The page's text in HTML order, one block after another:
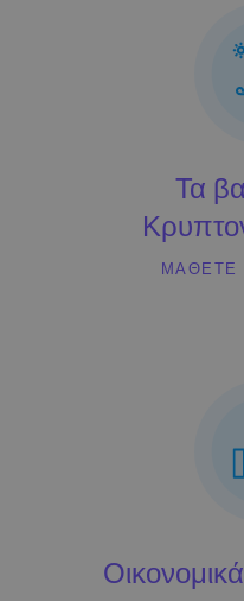
Επενδύστε έξυπνα σε
Πορτοφόλι του
Ένα ασφαλές και απλό
Βρες τη δική σου crypto
KriptoEarn
Ενημερώσεις τιμών σε
Ανάλυση χαρτοφυλακίου
Τα
ΜΆΘΕΤΕ